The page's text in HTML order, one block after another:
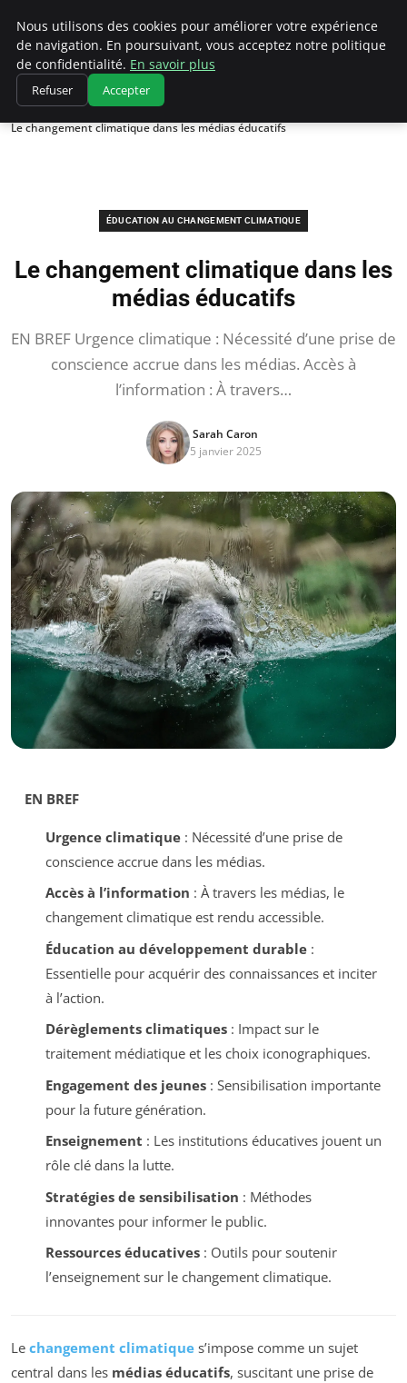
Climatedebtagents
Accueil
Éducation au changement climatique
Le changement climatique dans les médias éducatifs
ÉDUCATION AU CHANGEMENT CLIMATIQUE
Le changement climatique dans les
médias éducatifs
EN BREF Urgence climatique : Nécessité d’une prise de
conscience accrue dans les médias. Accès à
l’information : À travers…
Sarah Caron
5 janvier 2025
EN BREF
Urgence climatique: Nécessité d’une prise de
conscience accrue dans les médias.
Accès à l’information : À travers les médias, le
changement climatique est rendu accessible.
Éducation au développement durable:
Essentielle pour acquérir des connaissances et inciter
à l’action.
Dérèglements climatiques: Impact sur le
traitement médiatique et les choix iconographiques.
Engagement des jeunes: Sensibilisation importante
pour la future génération.
Enseignement : Les institutions éducatives jouent un
rôle clé dans la lutte.
Stratégies de sensibilisation : Méthodes
innovantes pour informer le public.
Ressources éducatives: Outils pour soutenir
l’enseignement sur le changement climatique.
Le changement climatique s’impose comme un sujet
central dans les médias éducatifs, suscitant une prise de
Nous utilisons des cookies pour améliorer votre expérience
de navigation. En poursuivant, vous acceptez notre politique
de confidentialité. En savoir plus
Refuser Accepter